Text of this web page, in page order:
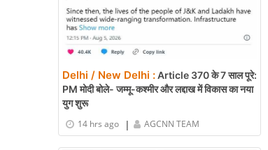
Delhi / New Delhi :Article 370 के 7 साल पूरे:
PM मोदी बोले- जम्मू-कश्मीर और लद्दाख में विकास का नया
युग शुरू
14 hrs ago
| AGCNN TEAM